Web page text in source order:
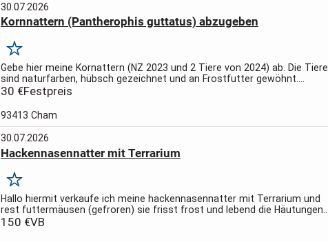
30.07.2026
Kornnattern (Pantherophis guttatus) abzugeben
Merken
Gebe hier meine Kornattern (NZ 2023 und 2 Tiere von 2024) ab. Die Tiere
sind naturfarben, hübsch gezeichnet und an Frostfutter gewöhnt.
Teilweise geht die Färbung auch ins Orange. Leider ist bei...
30 €Festpreis
93413 Cham
30.07.2026
Hackennasennatter mit Terrarium
Merken
Hallo hiermit verkaufe ich meine hackennasennatter mit Terrarium und
rest futtermäusen (gefroren) sie frisst frost und lebend die Häutungen
laufen gut und im ganzem die Rückwand müsste neu gehmacht...
150 €VB